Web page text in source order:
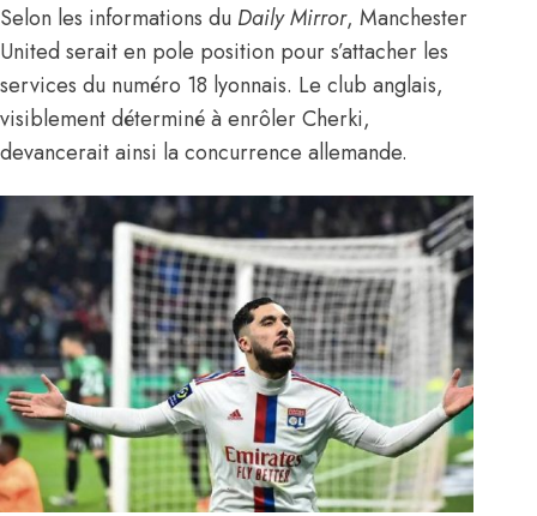
Selon les informations du Daily Mirror, Manchester
United serait en pole position pour s’attacher les
services du numéro 18 lyonnais. Le club anglais,
visiblement déterminé à enrôler Cherki,
devancerait ainsi la concurrence allemande.